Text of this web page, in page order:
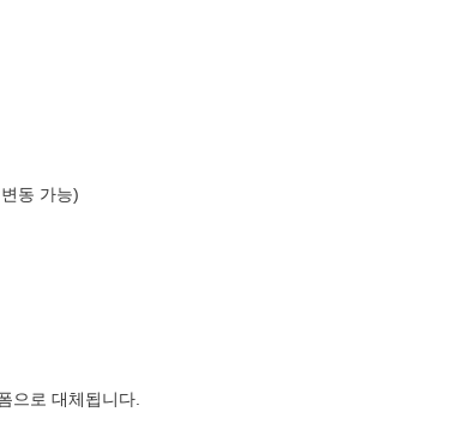
동 가능)
으로 대체됩니다.